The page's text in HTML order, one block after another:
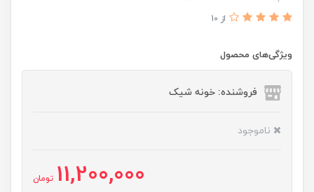
از 10
ویژگی‌های محصول
فروشنده: خونه شیک
ناموجود
11,200,000 تومان